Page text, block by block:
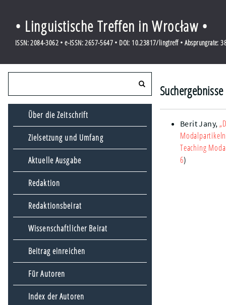
• Linguistische Treffen in Wrocław •
ISSN: 2084-3062 • e-ISSN: 2657-5647 • DOI: 10.23817/lingtreff • Absprungrate:
Über die Zeitschrift
Zielsetzung und Umfang
Aktuelle Ausgabe
Redaktion
Redaktionsbeirat
Wissenschaftlicher Beirat
Beitrag einreichen
Für Autoren
Index der Autoren
Berit Jany,
Teaching
6)